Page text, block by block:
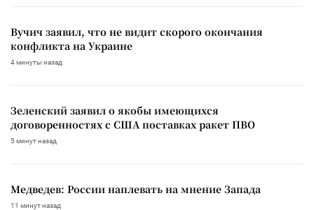
Вучич заявил, что не видит скорого окончания
конфликта на Украине
4 минуты назад
Зеленский заявил о якобы имеющихся
договоренностях с США поставках ракет ПВО
5 минут назад
Медведев: России наплевать на мнение Запада
11 минут назад